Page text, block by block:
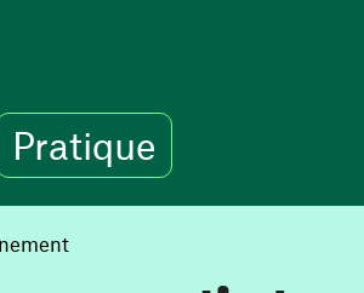
Pratique